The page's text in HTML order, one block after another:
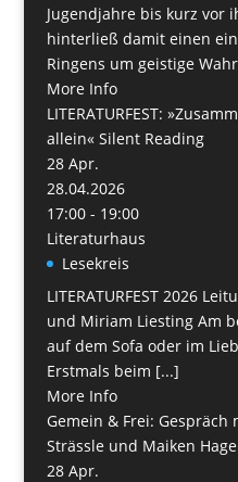
Jugendjahre bis kurz vor
hinterließ damit einen
Ringens um geistige
More Info
LITERATURFEST:
allein« Silent Reading
28 Apr.
28.04.2026
17:00 - 19:00
Literaturhaus
Lesekreis
LITERATURFEST 2026
und Miriam Liesting Am
auf dem Sofa oder im
Erstmals beim [...]
More Info
Gemein & Frei: Gespräch
Strässle und Maiken
28 Apr.